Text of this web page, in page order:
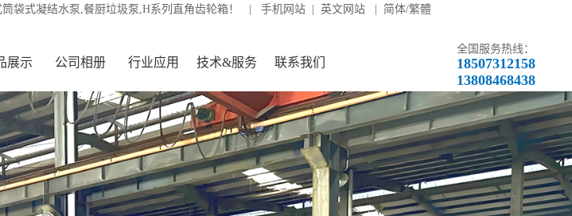
筒袋式凝结水泵,餐厨垃圾泵,H系列直角齿轮箱！ | 手机网站| 英文网站| 简体/繁體
展示 公司相册 行业应用 技术&服务 联系我们
全国服务热线：
18507312158
13808468438